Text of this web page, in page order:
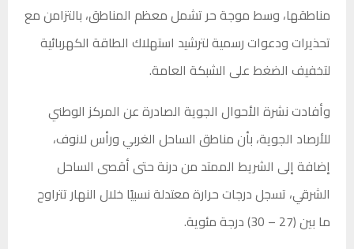
مناطقها، وسط موجة حر تشمل معظم المناطق، بالتزامن مع
تحذيرات ودعوات رسمية لترشيد استهلاك الطاقة الكهربائية
لتخفيف الضغط على الشبكة العامة.
وأفادت نشرة الأحوال الجوية الصادرة عن المركز الوطني
للأرصاد الجوية، بأن مناطق الساحل الغربي ورأس لانوف،
إضافة إلى الشريط الممتد من درنة حتى أقصى الساحل
الشرقي، تسجل درجات حرارة معتدلة نسبيًا خلال النهار تتراوح
ما بين (27 – 30) درجة مئوية.